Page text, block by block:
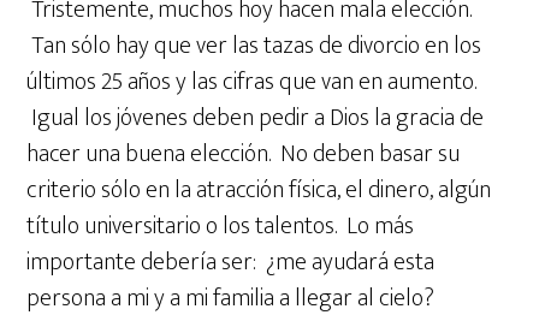
Tristemente, muchos hoy hacen mala elección.
Tan sólo hay que ver las tazas de divorcio en los
últimos 25 años y las cifras que van en aumento.
Igual los jóvenes deben pedir a Dios la gracia de
hacer una buena elección. No deben basar su
criterio sólo en la atracción física, el dinero, algún
título universitario o los talentos. Lo más
importante debería ser: ¿me ayudará esta
persona a mi y a mi familia a llegar al cielo?